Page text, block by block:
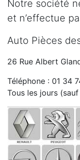
Notre société
et n’effectue
Auto Pièces
26 Rue Albert
Téléphone : 01 34
Tous les jours